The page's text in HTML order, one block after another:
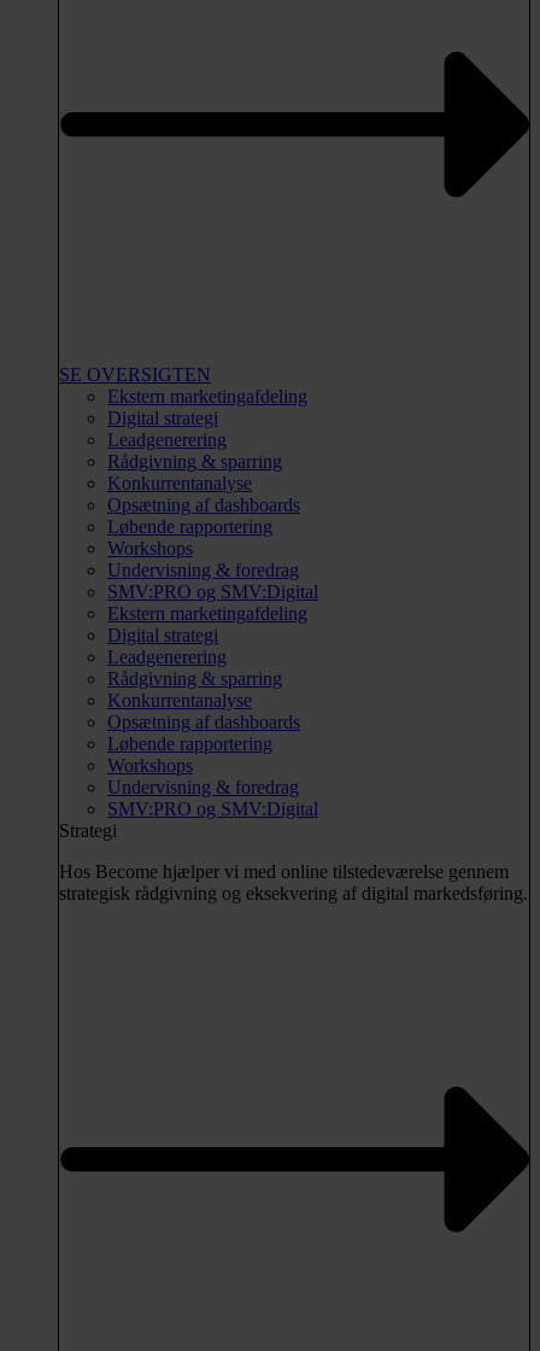
SE OVERSIGTEN
Ekstern marketingafdeling
Digital strategi
Leadgenerering
Rådgivning & sparring
Konkurrentanalyse
Opsætning af dashboards
Løbende rapportering
Workshops
Undervisning & foredrag
SMV:PRO og SMV:Digital
Ekstern marketingafdeling
Digital strategi
Leadgenerering
Rådgivning & sparring
Konkurrentanalyse
Opsætning af dashboards
Løbende rapportering
Workshops
Undervisning & foredrag
SMV:PRO og SMV:Digital
Strategi
Hos Become hjælper vi med online tilstedeværelse gennem
strategisk rådgivning og eksekvering af digital markedsføring.